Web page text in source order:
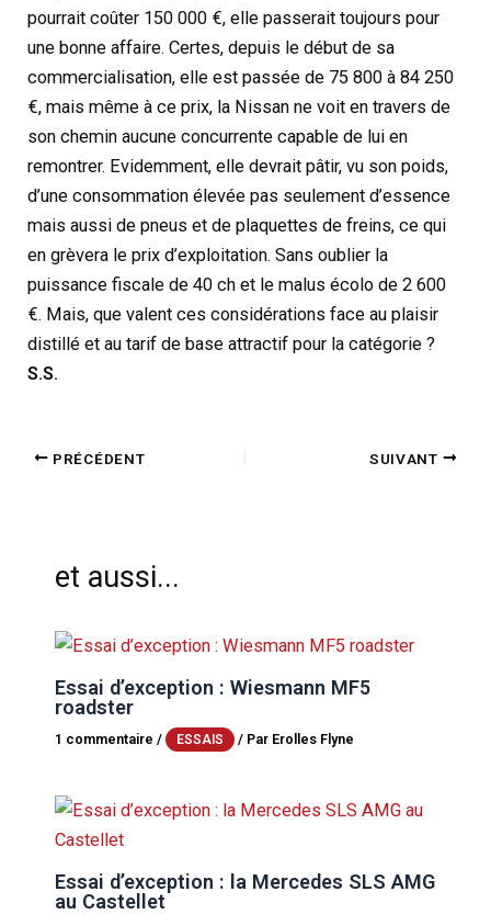
pourrait coûter 150 000 €, elle passerait toujours pour
une bonne affaire. Certes, depuis le début de sa
commercialisation, elle est passée de 75 800 à 84 250
€, mais même à ce prix, la Nissan ne voit en travers de
son chemin aucune concurrente capable de lui en
remontrer. Evidemment, elle devrait pâtir, vu son poids,
d’une consommation élevée pas seulement d’essence
mais aussi de pneus et de plaquettes de freins, ce qui
en grèvera le prix d’exploitation. Sans oublier la
puissance fiscale de 40 ch et le malus écolo de 2 600
€. Mais, que valent ces considérations face au plaisir
distillé et au tarif de base attractif pour la catégorie ?
S.S.
PRÉCÉDENT SUIVANT
et aussi...
Essai d’exception : Wiesmann MF5
roadster
1 commentaire / ESSAIS / Par Erolles Flyne
Essai d’exception : la Mercedes SLS AMG
au Castellet